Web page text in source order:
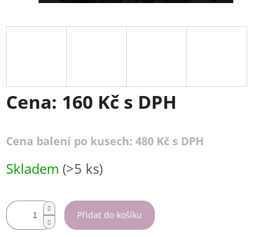
Cena: 160 Kč s DPH
Cena balení po kusech: 480 Kč s DPH
cena:
Skladem (>5 ks)
Přidat do košíku